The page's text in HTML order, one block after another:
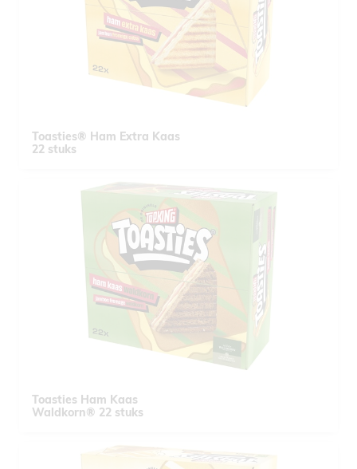
Toasties® Ham Extra Kaas
22 stuks
Toasties Ham Kaas
Waldkorn® 22 stuks